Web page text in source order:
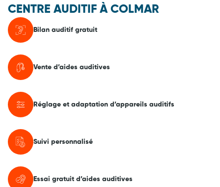
CENTRE AUDITIF À COLMAR
Bilan auditif gratuit
Vente d’aides auditives
Réglage et adaptation d’appareils auditifs
Suivi personnalisé
Essai gratuit d’aides auditives